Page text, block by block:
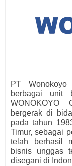
PT
berbagai unit
WONOKOYO
bergerak di
pada tahun
Timur, sebagai
telah berhasil
bisnis unggas
disegani di